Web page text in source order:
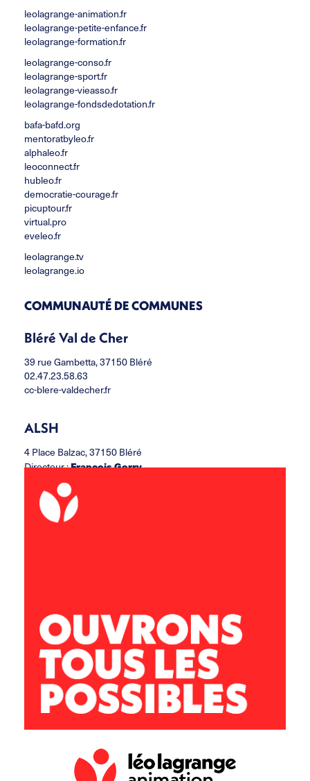
leolagrange-animation.fr
leolagrange-petite-enfance.fr
leolagrange-formation.fr
leolagrange-conso.fr
leolagrange-sport.fr
leolagrange-vieasso.fr
leolagrange-fondsdedotation.fr
bafa-bafd.org
mentoratbyleo.fr
alphaleo.fr
leoconnect.fr
hubleo.fr
democratie-courage.fr
picuptour.fr
virtual.pro
eveleo.fr
leolagrange.tv
leolagrange.io
COMMUNAUTÉ DE COMMUNES
Bléré Val de Cher
39 rue Gambetta, 37150 Bléré
02.47.23.58.63
cc-blere-valdecher.fr
ALSH
4 Place Balzac, 37150 Bléré
Directeur :François Gorry
ccbvc.alsh@leolagrange.org
02.47.30.37.06
06.11.33.47.85
07.77.49.12.09